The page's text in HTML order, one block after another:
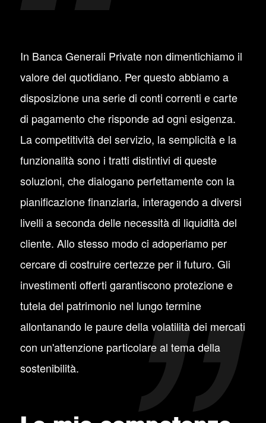
In Banca Generali Private non dimentichiamo il
valore del quotidiano. Per questo abbiamo a
disposizione una serie di conti correnti e carte
di pagamento che risponde ad ogni esigenza.
La competitività del servizio, la semplicità e la
funzionalità sono i tratti distintivi di queste
soluzioni, che dialogano perfettamente con la
pianificazione finanziaria, interagendo a diversi
livelli a seconda delle necessità di liquidità del
cliente. Allo stesso modo ci adoperiamo per
cercare di costruire certezze per il futuro. Gli
investimenti offerti garantiscono protezione e
tutela del patrimonio nel lungo termine
allontanando le paure della volatilità dei mercati
con un'attenzione particolare al tema della
sostenibilità.